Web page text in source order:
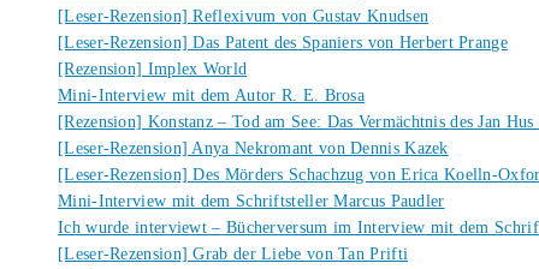
[Leser-Rezension] Reflexivum von Gustav Knudsen
[Leser-Rezension] Das Patent des Spaniers von Herbert Prange
[Rezension] Implex World
Mini-Interview mit dem Autor R. E. Brosa
[Rezension] Konstanz – Tod am See: Das Vermächtnis des Jan
[Leser-Rezension] Anya Nekromant von Dennis Kazek
[Leser-Rezension] Des Mörders Schachzug von Erica Koelln-
Mini-Interview mit dem Schriftsteller Marcus Paudler
Ich wurde interviewt – Bücherversum im Interview mit dem
[Leser-Rezension] Grab der Liebe von Tan Prifti